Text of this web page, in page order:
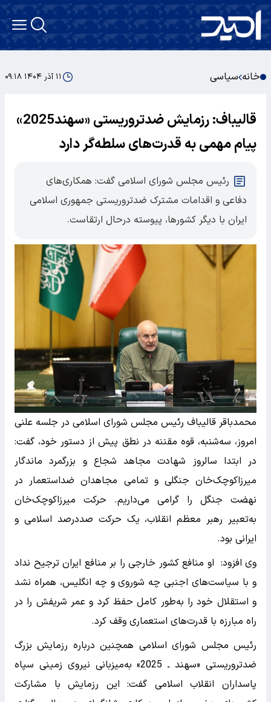
خانه سیاسی ۱۱ آذر ۱۴۰۴ ۰۹:۱۸
قالیباف: رزمایش ضدتروریستی «سهند2025»
پیام مهمی به قدرت‌های سلطه‌گر دارد
رئیس مجلس شورای اسلامی گفت: همکاری‌های
دفاعی و اقدامات مشترک ضدتروریستی جمهوری اسلامی
ایران با دیگر کشورها، پیوسته درحال ارتقاست.
محمدباقر قالیباف رئیس مجلس شورای اسلامی در جلسه علنی
امروز، سه‌شنبه، قوه مقننه در نطق پیش از دستور خود، گفت:
در ابتدا سالروز شهادت مجاهد شجاع و بزرگمرد ماندگار
میرزاکوچک‌خان جنگلی و تمامی مجاهدان ضداستعمار در
نهضت جنگل را گرامی می‌داریم. حرکت میرزاکوچک‌خان
به‌تعبیر رهبر معظم انقلاب، یک‌ حرکت‌ صددرصد اسلامی و
ایرانی‌ بود.
وی افزود: او منافع‌ کشور خارجی را بر منافع ایران ترجیح نداد
و با سیاست‌های اجنبی چه شوروی و چه انگلیس، همراه نشد
و استقلال خود را به‌طور کامل حفظ کرد و عمر شریفش را در
راه مبارزه با قدرت‌های استعماری وقف کرد.
رئیس مجلس شورای اسلامی همچنین درباره رزمایش بزرگ
ضدتروریستی «سهند ـ‌ 2025» به‌‌میزبانی نیروی زمینی سپاه
پاسداران انقلاب اسلامی گفت: این رزمایش با مشارکت